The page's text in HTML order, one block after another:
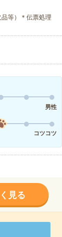
等）＊伝票処理
男性
コツコツ
見る